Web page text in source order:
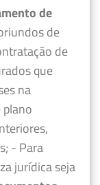
de
de
de
que
na
- Para
jurídica seja